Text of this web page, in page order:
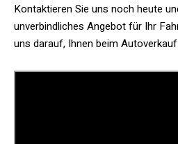
Kontaktieren Sie uns noch heute
unverbindliches Angebot für Ihr
uns darauf, Ihnen beim